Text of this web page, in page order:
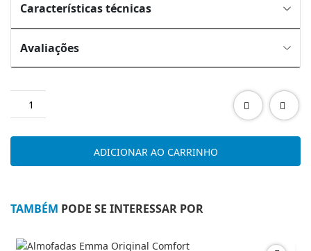
Características técnicas
Avaliações
MQ50
ADICIONAR AO CARRINHO
TAMBÉM PODE SE INTERESSAR POR